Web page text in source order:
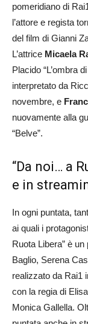
pomeridiano di
l’attore e regista
del film di Gianni
L’attrice Micaela
Placido “L’ombra
interpretato da
novembre, e
nuovamente alla
“Belve”.
“Da noi… a
e in
In ogni puntata,
ai quali i
Ruota Libera” è
Baglio, Serena
realizzato da Rai1
con la regia di
Monica Gallella.